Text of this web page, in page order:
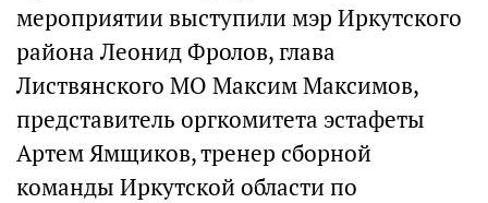
мероприятии выступили мэр Иркутского
района Леонид Фролов, глава
Листвянского МО Максим Максимов,
представитель оргкомитета эстафеты
Артем Ямщиков, тренер сборной
команды Иркутской области по